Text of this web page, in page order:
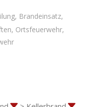
, Brandeinsatz,
, Ortsfeuerwehr,